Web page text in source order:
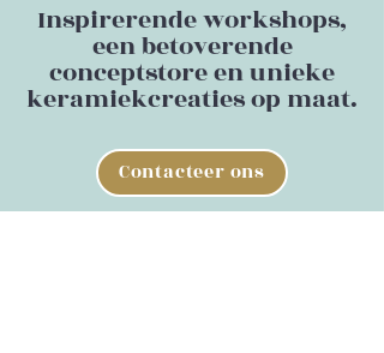
Inspirerende workshops,
een betoverende
conceptstore en unieke
keramiekcreaties op maat.
Contacteer ons